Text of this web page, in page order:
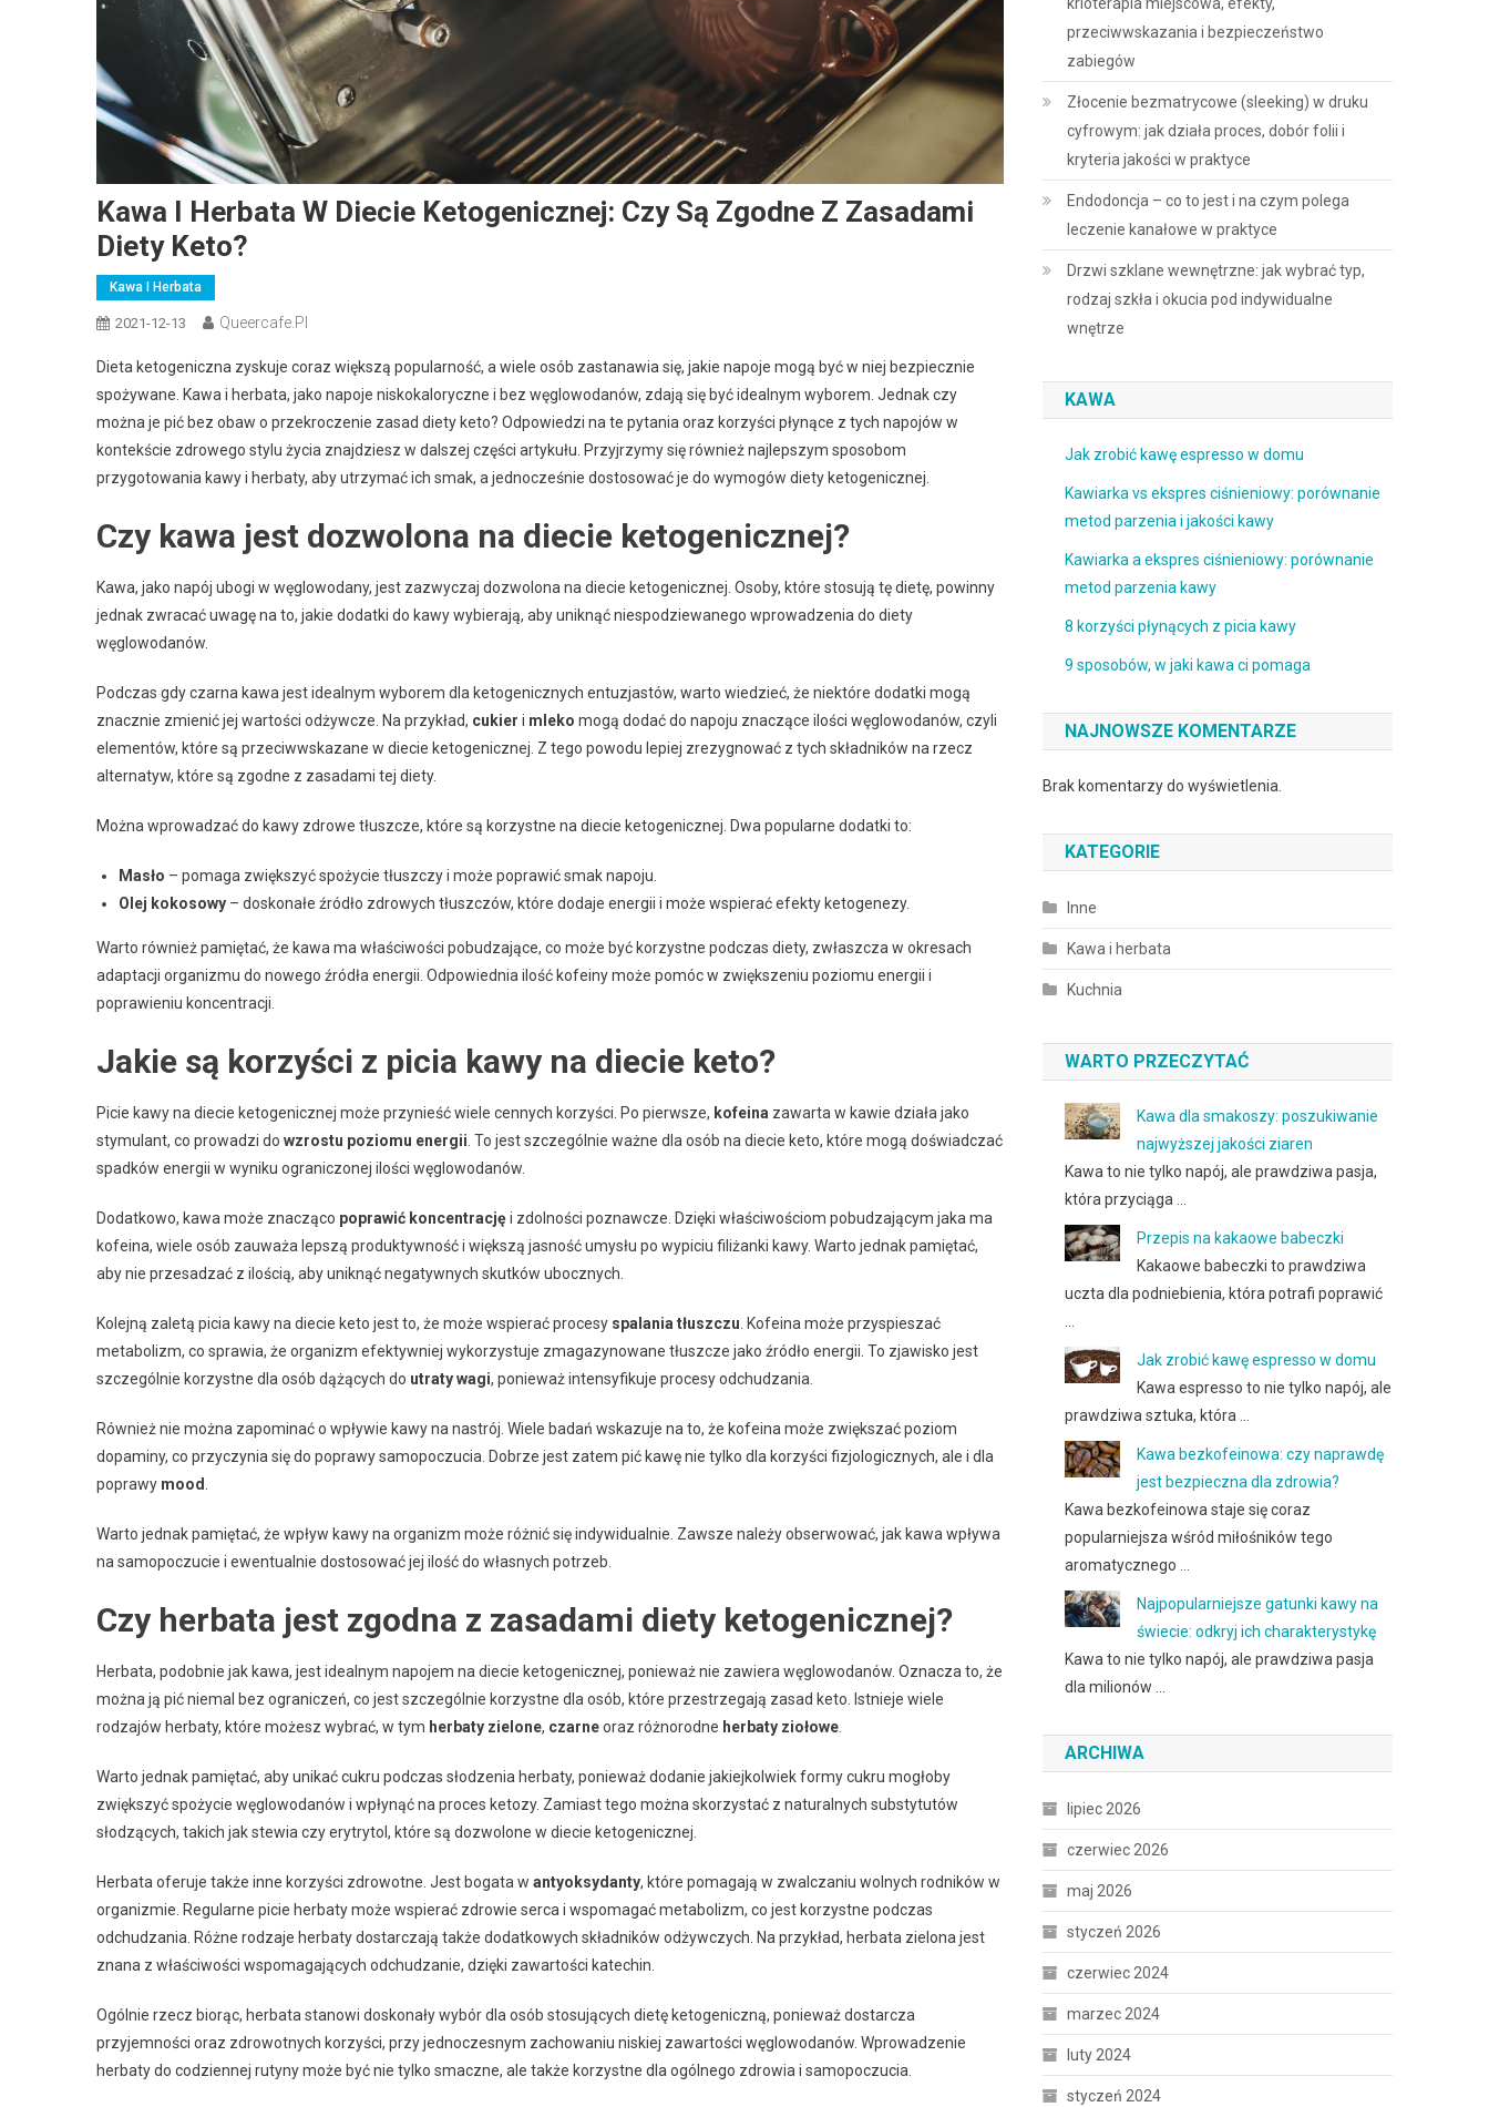
Kawa I Herbata W Diecie Ketogenicznej: Czy Są Zgodne Z Zasadami
Diety Keto?
Kawa I Herbata
2021-12-13 Queercafe.pl
Dieta ketogeniczna zyskuje coraz większą popularność, a wiele osób zastanawia się, jakie napoje mogą być w niej bezpiecznie
spożywane. Kawa i herbata, jako napoje niskokaloryczne i bez węglowodanów, zdają się być idealnym wyborem. Jednak czy
można je pić bez obaw o przekroczenie zasad diety keto? Odpowiedzi na te pytania oraz korzyści płynące z tych napojów w
kontekście zdrowego stylu życia znajdziesz w dalszej części artykułu. Przyjrzymy się również najlepszym sposobom
przygotowania kawy i herbaty, aby utrzymać ich smak, a jednocześnie dostosować je do wymogów diety ketogenicznej.
Czy kawa jest dozwolona na diecie ketogenicznej?
Kawa, jako napój ubogi w węglowodany, jest zazwyczaj dozwolona na diecie ketogenicznej. Osoby, które stosują tę dietę, powinny
jednak zwracać uwagę na to, jakie dodatki do kawy wybierają, aby uniknąć niespodziewanego wprowadzenia do diety
węglowodanów.
Podczas gdy czarna kawa jest idealnym wyborem dla ketogenicznych entuzjastów, warto wiedzieć, że niektóre dodatki mogą
znacznie zmienić jej wartości odżywcze. Na przykład, cukier i mleko mogą dodać do napoju znaczące ilości węglowodanów, czyli
elementów, które są przeciwwskazane w diecie ketogenicznej. Z tego powodu lepiej zrezygnować z tych składników na rzecz
alternatyw, które są zgodne z zasadami tej diety.
Można wprowadzać do kawy zdrowe tłuszcze, które są korzystne na diecie ketogenicznej. Dwa popularne dodatki to:
Masło – pomaga zwiększyć spożycie tłuszczy i może poprawić smak napoju.
Olej kokosowy – doskonałe źródło zdrowych tłuszczów, które dodaje energii i może wspierać efekty ketogenezy.
Warto również pamiętać, że kawa ma właściwości pobudzające, co może być korzystne podczas diety, zwłaszcza w okresach
adaptacji organizmu do nowego źródła energii. Odpowiednia ilość kofeiny może pomóc w zwiększeniu poziomu energii i
poprawieniu koncentracji.
Jakie są korzyści z picia kawy na diecie keto?
Picie kawy na diecie ketogenicznej może przynieść wiele cennych korzyści. Po pierwsze, kofeina zawarta w kawie działa jako
stymulant, co prowadzi do wzrostu poziomu energii . To jest szczególnie ważne dla osób na diecie keto, które mogą doświadczać
spadków energii w wyniku ograniczonej ilości węglowodanów.
Dodatkowo, kawa może znacząco poprawić koncentracjęi zdolności poznawcze. Dzięki właściwościom pobudzającym jaka ma
kofeina, wiele osób zauważa lepszą produktywność i większą jasność umysłu po wypiciu filiżanki kawy. Warto jednak pamiętać,
aby nie przesadzać z ilością, aby uniknąć negatywnych skutków ubocznych.
Kolejną zaletą picia kawy na diecie keto jest to, że może wspierać procesy spalania tłuszczu . Kofeina może przyspieszać
metabolizm, co sprawia, że organizm efektywniej wykorzystuje zmagazynowane tłuszcze jako źródło energii. To zjawisko jest
szczególnie korzystne dla osób dążących do utraty wagi, ponieważ intensyfikuje procesy odchudzania.
Również nie można zapominać o wpływie kawy na nastrój. Wiele badań wskazuje na to, że kofeina może zwiększać poziom
dopaminy, co przyczynia się do poprawy samopoczucia. Dobrze jest zatem pić kawę nie tylko dla korzyści fizjologicznych, ale i dla
poprawy mood
Warto jednak pamiętać, że wpływ kawy na organizm może różnić się indywidualnie. Zawsze należy obserwować, jak kawa wpływa
na samopoczucie i ewentualnie dostosować jej ilość do własnych potrzeb.
Czy herbata jest zgodna z zasadami diety ketogenicznej?
Herbata, podobnie jak kawa, jest idealnym napojem na diecie ketogenicznej, ponieważ nie zawiera węglowodanów. Oznacza to, że
można ją pić niemal bez ograniczeń, co jest szczególnie korzystne dla osób, które przestrzegają zasad keto. Istnieje wiele
rodzajów herbaty, które możesz wybrać, w tym herbaty zielone, czarneoraz różnorodne herbaty ziołowe
Warto jednak pamiętać, aby unikać cukru podczas słodzenia herbaty, ponieważ dodanie jakiejkolwiek formy cukru mogłoby
zwiększyć spożycie węglowodanów i wpłynąć na proces ketozy. Zamiast tego można skorzystać z naturalnych substytutów
słodzących, takich jak stewia czy erytrytol, które są dozwolone w diecie ketogenicznej.
Herbata oferuje także inne korzyści zdrowotne. Jest bogata w antyoksydanty, które pomagają w zwalczaniu wolnych rodników w
organizmie. Regularne picie herbaty może wspierać zdrowie serca i wspomagać metabolizm, co jest korzystne podczas
odchudzania. Różne rodzaje herbaty dostarczają także dodatkowych składników odżywczych. Na przykład, herbata zielona jest
znana z właściwości wspomagających odchudzanie, dzięki zawartości katechin.
Ogólnie rzecz biorąc, herbata stanowi doskonały wybór dla osób stosujących dietę ketogeniczną, ponieważ dostarcza
przyjemności oraz zdrowotnych korzyści, przy jednoczesnym zachowaniu niskiej zawartości węglowodanów. Wprowadzenie
herbaty do codziennej rutyny może być nie tylko smaczne, ale także korzystne dla ogólnego zdrowia i samopoczucia.
przeciwwskazania i bezpieczeństwo
zabiegów
Złocenie bezmatrycowe (sleeking) w druku
cyfrowym: jak działa proces, dobór folii i
kryteria jakości w praktyce
Endodoncja – co to jest i na czym polega
leczenie kanałowe w praktyce
Drzwi szklane wewnętrzne: jak wybrać typ,
rodzaj szkła i okucia pod indywidualne
wnętrze
KAWA
Jak zrobić kawę espresso w domu
Kawiarka vs ekspres ciśnieniowy: porównanie
metod parzenia i jakości kawy
Kawiarka a ekspres ciśnieniowy: porównanie
metod parzenia kawy
8 korzyści płynących z picia kawy
9 sposobów, w jaki kawa ci pomaga
NAJNOWSZE KOMENTARZE
Brak komentarzy do wyświetlenia.
KATEGORIE
Inne
Kawa i herbata
Kuchnia
WARTO PRZECZYTAĆ
Kawa dla smakoszy: poszukiwanie
najwyższej jakości ziaren
Kawa to nie tylko napój, ale prawdziwa pasja,
która przyciąga …
Przepis na kakaowe babeczki
Kakaowe babeczki to prawdziwa
uczta dla podniebienia, która potrafi poprawić
Jak zrobić kawę espresso w domu
Kawa espresso to nie tylko napój, ale
prawdziwa sztuka, która …
Kawa bezkofeinowa: czy naprawdę
jest bezpieczna dla zdrowia?
Kawa bezkofeinowa staje się coraz
popularniejsza wśród miłośników tego
aromatycznego …
Najpopularniejsze gatunki kawy na
świecie: odkryj ich charakterystykę
Kawa to nie tylko napój, ale prawdziwa pasja
dla milionów …
ARCHIWA
lipiec 2026
czerwiec 2026
maj 2026
styczeń 2026
czerwiec 2024
marzec 2024
luty 2024
styczeń 2024